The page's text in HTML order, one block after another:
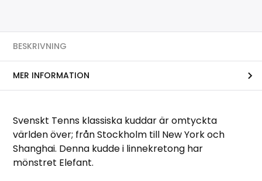
BESKRIVNING
MER INFORMATION
Svenskt Tenns klassiska kuddar är omtyckta
världen över; från Stockholm till New York och
Shanghai. Denna kudde i linnekretong har
mönstret Elefant.